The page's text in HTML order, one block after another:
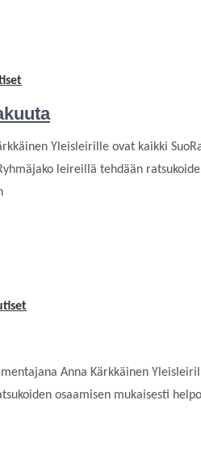
Yleisleirille ovat kaikki
leireillä tehdään
Anna Kärkkäinen
osaamisen mukaisesti